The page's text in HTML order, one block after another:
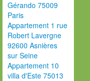
Gérando 75009
Paris
Appartement 1 rue
Robert Lavergne
92600 Asnières
sur Seine
Appartement 10
villa d'Este 75013